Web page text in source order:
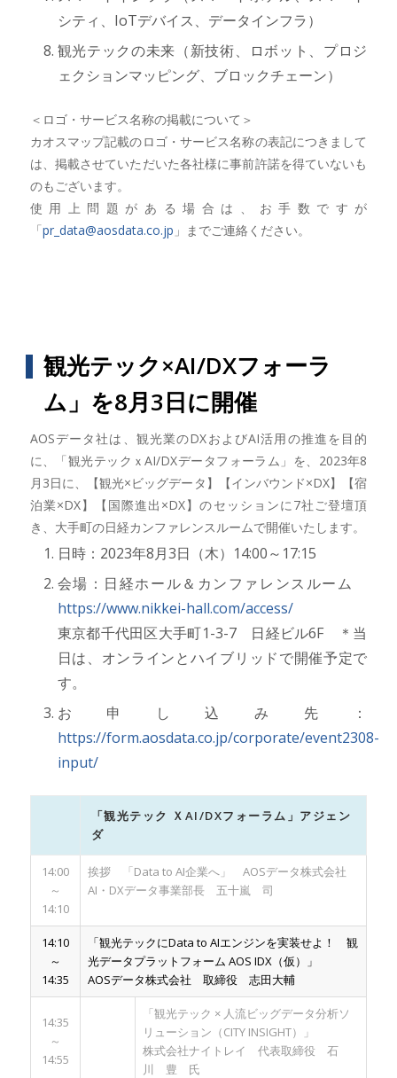
シティ、IoTデバイス、データインフラ）
観光テックの未来（新技術、ロボット、プロジ
ェクションマッピング、ブロックチェーン）
＜ロゴ・サービス名称の掲載について＞
カオスマップ記載のロゴ・サービス名称の表記につきまして
は、掲載させていただいた各社様に事前許諾を得ていないも
のもございます。
使用上問題がある場合は、お手数ですが
「pr_data@aosdata.co.jp 」までご連絡ください。
観光テック×AI/DXフォーラ
ム」を8月3日に開催
AOSデータ社は、観光業のDXおよびAI活用の推進を目的
に、「観光テックｘAI/DXデータフォーラム」を、2023年8
月3日に、【観光×ビッグデータ】【インバウンド×DX】【宿
泊業×DX】【国際進出×DX】のセッションに7社ご登壇頂
き、大手町の日経カンファレンスルームで開催いたします。
日時：2023年8月3日（木）14:00～17:15
会場：日経ホール＆カンファレンスルーム
https://www.nikkei-hall.com/access/
東京都千代田区大手町1-3-7 日経ビル6F ＊当
日は、オンラインとハイブリッドで開催予定で
す。
お申し込み先：
https://form.aosdata.co.jp/corporate/event2308-
input/
「観光テック ＸAI/DXフォーラム」アジェン
ダ
14:00
～
14:10
挨拶 「Data to AI企業へ」 AOSデータ株式会社
AI・DXデータ事業部長 五十嵐 司
14:10
～
14:35
「観光テックにData to AIエンジンを実装せよ！ 観
光データプラットフォーム AOS IDX（仮）」
AOSデータ株式会社 取締役 志田大輔
14:35
～
14:55
「観光テック × 人流ビッグデータ分析ソ
リューション（CITY INSIGHT）」
株式会社ナイトレイ 代表取締役 石
川 豊 氏